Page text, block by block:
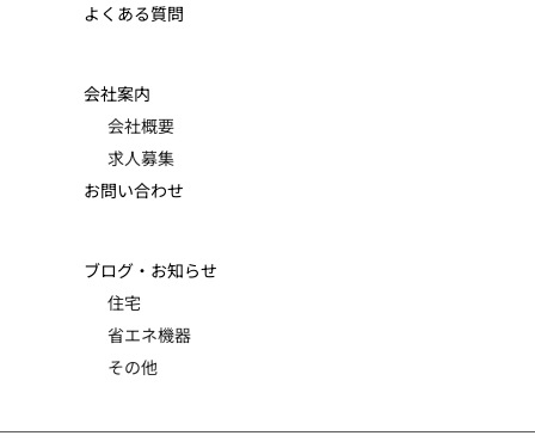
よくある質問
会社案内
会社概要
求人募集
お問い合わせ
ブログ・お知らせ
住宅
省エネ機器
その他